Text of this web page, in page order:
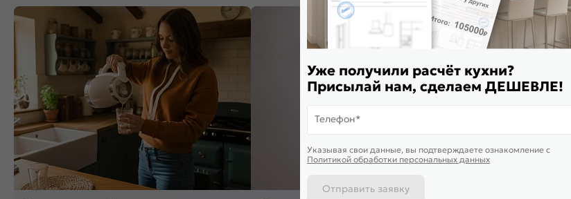
Уже получили расчёт кухни?
Присылай нам, сделаем ДЕШЕВЛЕ!
Телефон*
Указывая свои данные, вы подтверждаете ознакомление c
Политикой обработки персональных данных
Отправить заявку